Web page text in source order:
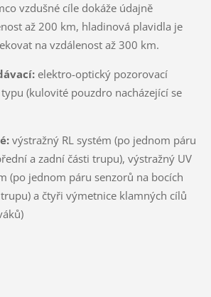
vzdušné cíle dokáže údajně
až 200 km, hladinová plavidla je
na vzdálenost až 300 km.
elektro-optický pozorovací
(kulovité pouzdro nacházející se
výstražný RL systém (po jednom páru
a zadní části trupu), výstražný UV
(po jednom páru senzorů na bocích
a čtyři výmetnice klamných cílů